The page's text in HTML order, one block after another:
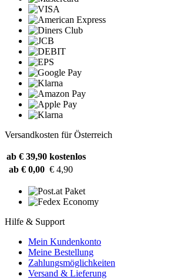
Versandkosten für Österreich
ab € 39,90 kostenlos
ab € 0,00 € 4,90
Hilfe & Support
Mein Kundenkonto
Meine Bestellung
Zahlungsmöglichkeiten
Versand & Lieferung